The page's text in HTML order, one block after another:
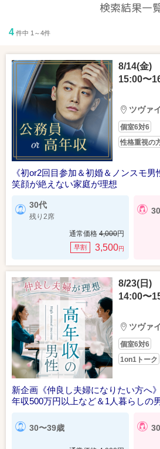
検索結果一
4 件中 1～4件
8/14(金)
15:00〜
ツヴァ
個室6対6
性格重視の
《初or2回目参加＆初婚＆ノンスモ男
笑顔が絶えない家庭が理想
30代
残り2席
通常価格 4,000円
早割 3,500円
8/23(日)
14:00〜
ツヴァ
個室6対6
1on1トーク
新企画《仲良し夫婦になりたい方へ》
年収500万円以上など＆1人暮らしの
30〜39歳